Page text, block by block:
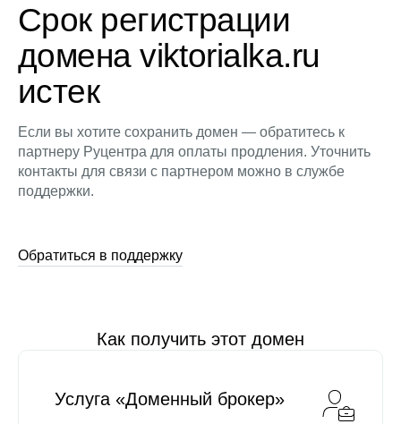
Срок регистрации
домена viktorialka.ru
истек
Если вы хотите сохранить домен — обратитесь к
партнеру Руцентра для оплаты продления. Уточнить
контакты для связи с партнером можно в службе
поддержки.
Обратиться в поддержку
Как получить этот домен
Услуга «Доменный брокер»